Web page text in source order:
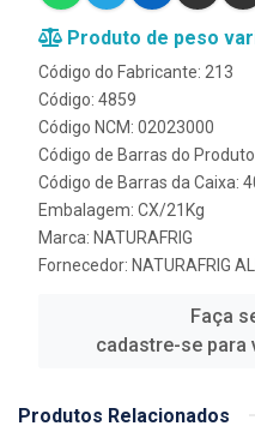
Produto de peso
Código do Fabricante: 213
Código: 4859
Código NCM: 02023000
Código de Barras do
Código de Barras da Caixa:
Embalagem: CX/21Kg
Marca: NATURAFRIG
Fornecedor: NATURAFRIG
Faça
cadastre-se para
Produtos Relacionados